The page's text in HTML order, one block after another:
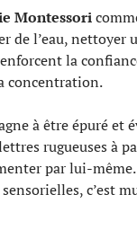
Montessori
de l’eau, nettoyer
la
concentration.
à être épuré et
rugueuses à
par lui-
c’est